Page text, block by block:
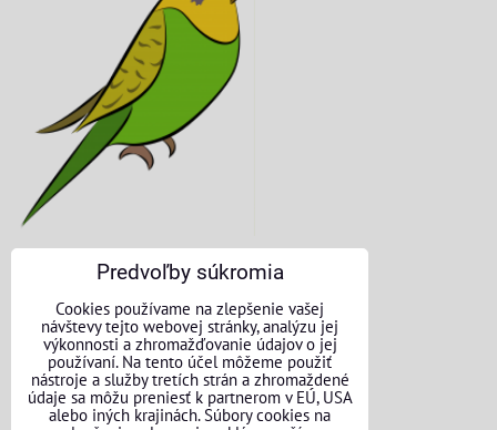
KONTAKTNÉ ÚDAJE
O nás
Kontakt
Predvoľby súkromia
Cookies používame na zlepšenie vašej
návštevy tejto webovej stránky, analýzu jej
výkonnosti a zhromažďovanie údajov o jej
používaní. Na tento účel môžeme použiť
nástroje a služby tretích strán a zhromaždené
údaje sa môžu preniesť k partnerom v EÚ, USA
alebo iných krajinách. Súbory cookies na